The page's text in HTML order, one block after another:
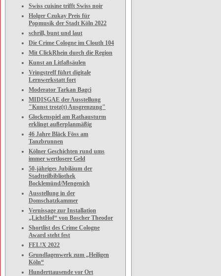
Swiss cuisine trifft Swiss noir
Holger Czukay Preis für
Popmusik der Stadt Köln 2022
schrill, bunt und laut
Die Crime Cologne im Clouth 104
Mit ClickRhein durch die Region
Kunst an Litfaßsäulen
Vringstreff führt digitale
Lernwerkstatt fort
Moderator Tarkan Bagci
MIDISGAE der Ausstellung
"Kunst trotz(t) Ausgrenzung"
Glockenspiel am Rathausturm
erklingt außerplanmäßig
46 Jahre Bläck Föss am
Tanzbrunnen
Kölner Geschichten rund ums
immer wertlosere Geld
50-jähriges Jubiläum der
Stadtteilbibliothek
Bocklemünd/Mengenich
Ausstellung in der
Domschatzkammer
Vernissage zur Installation
„LichtHof“ von Boscher Theodor
Shortlist des Crime Cologne
Award steht fest
FEL!X 2022
Grundlagenwerk zum „Heiligen
Köln“
Hunderttausende vor Ort